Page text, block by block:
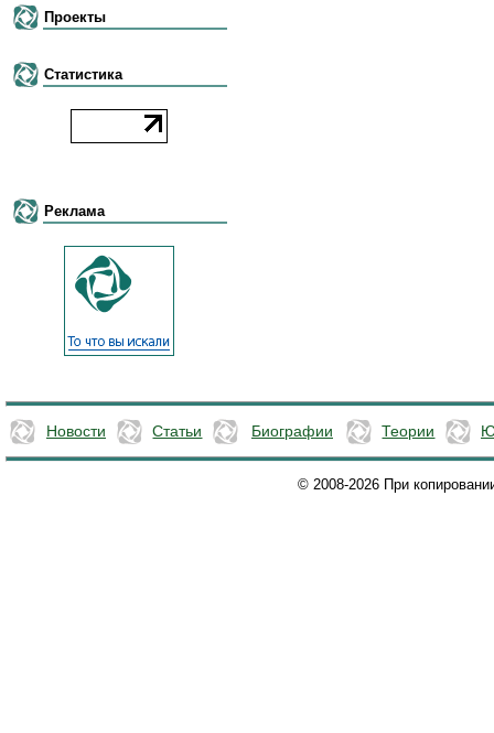
Проекты
Статистика
Реклама
Новости Статьи Биографии Теории
© 2008-2026 При